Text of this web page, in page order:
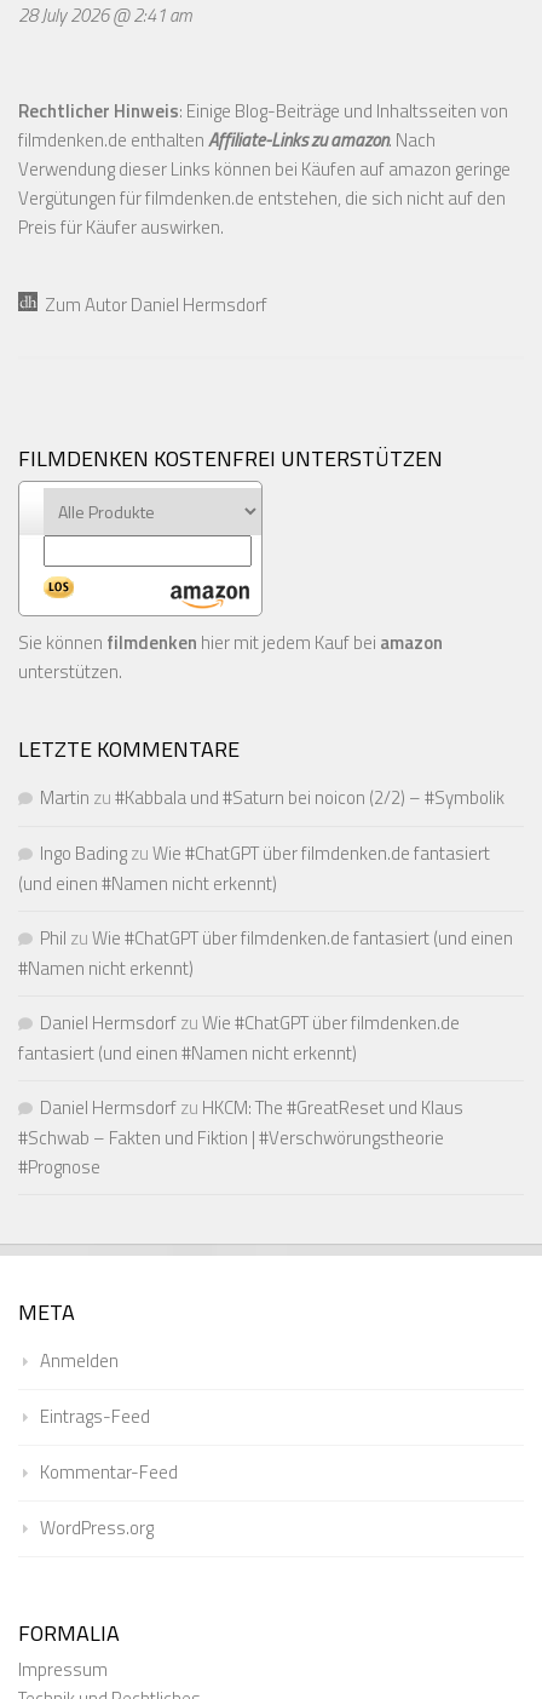
28 July 2026 @ 2:41 am
Rechtlicher Hinweis: Einige Blog-Beiträge und Inhaltsseiten von
filmdenken.de enthaltenAffiliate-Links zu amazon. Nach
Verwendung dieser Links können bei Käufen auf amazon geringe
Vergütungen für filmdenken.de entstehen, die sich nicht auf den
Preis für Käufer auswirken.
Zum Autor Daniel Hermsdorf
FILMDENKEN KOSTENFREI UNTERSTÜTZEN
Sie können filmdenken hier mit jedem Kauf bei amazon
unterstützen.
LETZTE KOMMENTARE
Martin zu#Kabbala und #Saturn bei noicon (2/2) – #Symbolik
Ingo BadingzuWie #ChatGPT über filmdenken.de fantasiert
(und einen #Namen nicht erkennt)
Phil zuWie #ChatGPT über filmdenken.de fantasiert (und einen
#Namen nicht erkennt)
Daniel HermsdorfzuWie #ChatGPT über filmdenken.de
fantasiert (und einen #Namen nicht erkennt)
Daniel Hermsdorfzu HKCM: The #GreatReset und Klaus
#Schwab – Fakten und Fiktion | #Verschwörungstheorie
#Prognose
META
Anmelden
Eintrags-Feed
Kommentar-Feed
WordPress.org
FORMALIA
Impressum